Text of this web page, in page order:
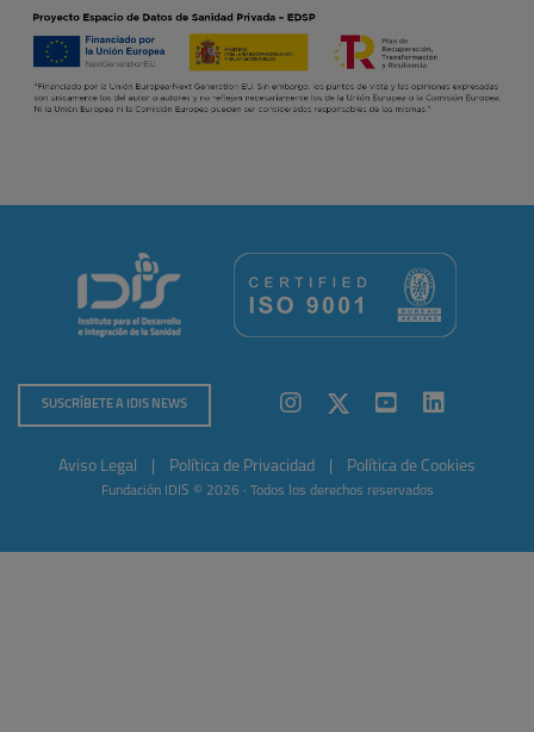
SUSCRÍBETE A IDIS NEWS
Aviso Legal Política de Privacidad Política de Cookies
Fundación IDIS © 2026 · Todos los derechos reservados